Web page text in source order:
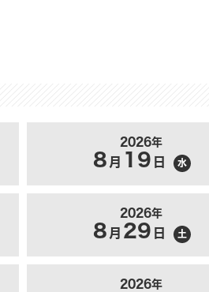
2026年
8月 19 日 水
2026年
8月 29 日 土
2026年